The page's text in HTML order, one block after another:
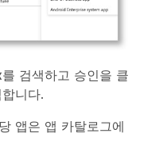
를 검색하고 승인을 클
니다.
앱은 앱 카탈로그에